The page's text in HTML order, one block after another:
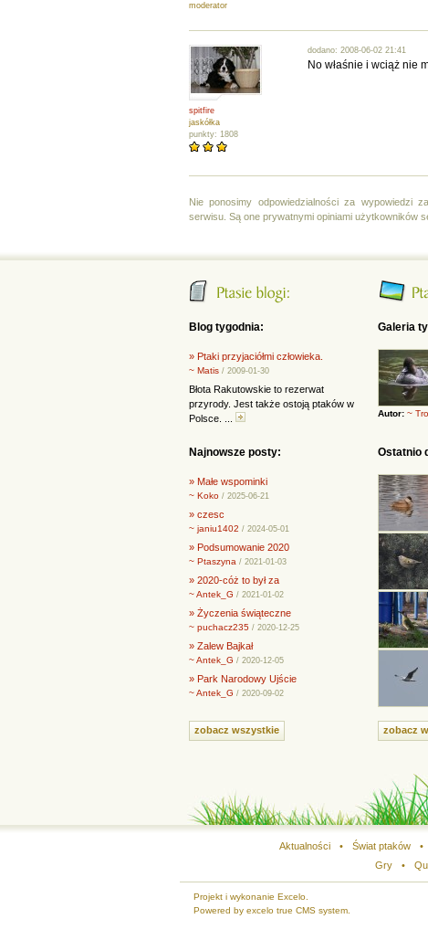
moderator
spitfire
jaskółka
punkty: 1808
dodano: 2008-06-02 21:41
No właśnie i wciąż nie
Nie ponosimy odpowiedzialności za wypowiedzi
serwisu. Są one prywatnymi opiniami użytkowników
Blog tygodnia:
» Ptaki przyjaciółmi człowieka.
~ Matis / 2009-01-30
Błota Rakutowskie to rezerwat
przyrody. Jest także ostoją ptaków w
Polsce. ...
Najnowsze posty:
» Małe wspominki
~ Koko / 2025-06-21
» czesc
~ janiu1402 / 2024-05-01
» Podsumowanie 2020
~ Ptaszyna / 2021-01-03
» 2020-cóż to był za
~ Antek_G / 2021-01-02
» Życzenia świąteczne
~ puchacz235 / 2020-12-25
» Zalew Bajkał
~ Antek_G / 2020-12-05
» Park Narodowy Ujście
~ Antek_G / 2020-09-02
zobacz wszystkie
Galeria
Autor: ~
Ostatnio
zobacz
Aktualności • Świat ptaków •
Gry
•
Projekt i wykonanie Excelo.
Powered by excelo true CMS system.